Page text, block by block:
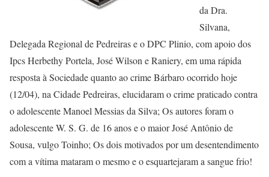
da Dra.
Silvana,
Delegada Regional de Pedreiras e o DPC Plinio, com apoio dos
Ipcs Herbethy Portela, José Wilson e Raniery, em uma rápida
resposta à Sociedade quanto ao crime Bárbaro ocorrido hoje
(12/04), na Cidade Pedreiras, elucidaram o crime praticado contra
o adolescente Manoel Messias da Silva; Os autores foram o
adolescente W. S. G. de 16 anos e o maior José Antônio de
Sousa, vulgo Toinho; Os dois motivados por um desentendimento
com a vítima mataram o mesmo e o esquartejaram a sangue frio!